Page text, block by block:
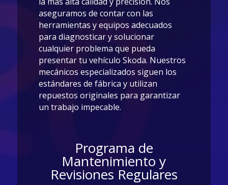
aseguramos de contar con las
herramientas y equipos adecuados
para diagnosticar y solucionar
cualquier problema que pueda
presentar tu vehículo Skoda. Nuestros
mecánicos especializados siguen los
estándares de fábrica y utilizan
repuestos originales para garantizar
un trabajo impecable.
Programa de
Mantenimiento y
Revisiones Regulares